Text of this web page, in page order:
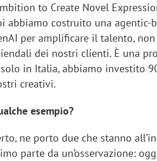
to Create Novel
abbiamo costruito una
per amplificare il talento,
dei nostri clienti. È una
solo in Italia, abbiamo investito
creativi.
esempio?
ne porto due che stanno
parte da un’osservazione: